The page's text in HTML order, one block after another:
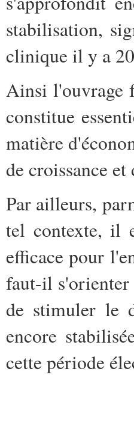
stabilisation,
clinique il y a
Ainsi l'ouvrage
constitue
matière
de croissance
Par ailleurs,
tel contexte, il
efficace pour
faut-il s'orienter
de stimuler le
encore
cette période